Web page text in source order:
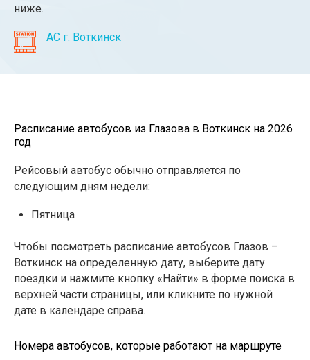
ниже.
АС г. Воткинск
Расписание автобусов из Глазова в Воткинск на 2026
год
Рейсовый автобус обычно отправляется по
следующим дням недели:
Пятница
Чтобы посмотреть расписание автобусов Глазов –
Воткинск на определенную дату, выберите дату
поездки и нажмите кнопку «Найти» в форме поиска в
верхней части страницы, или кликните по нужной
дате в календаре справа.
Номера автобусов, которые работают на маршруте